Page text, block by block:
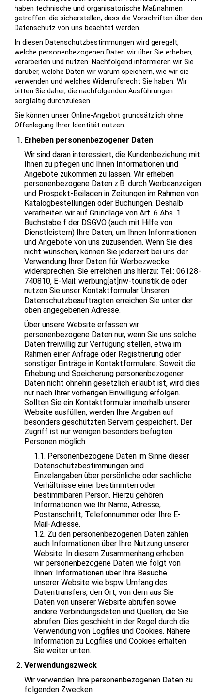
haben technische und organisatorische Maßnahmen
getroffen, die sicherstellen, dass die Vorschriften über den
Datenschutz von uns beachtet werden.
In diesen Datenschutzbestimmungen wird geregelt,
welche personenbezogenen Daten wir über Sie erheben,
verarbeiten und nutzen. Nachfolgend informieren wir Sie
darüber, welche Daten wir warum speichern, wie wir sie
verwenden und welches Widerrufsrecht Sie haben. Wir
bitten Sie daher, die nachfolgenden Ausführungen
sorgfältig durchzulesen.
Sie können unser Online-Angebot grundsätzlich ohne
Offenlegung Ihrer Identität nutzen.
Erheben personenbezogener Daten
Wir sind daran interessiert, die Kundenbeziehung mit
Ihnen zu pflegen und Ihnen Informationen und
Angebote zukommen zu lassen. Wir erheben
personenbezogene Daten z.B. durch Werbeanzeigen
und Prospekt-Beilagen in Zeitungen im Rahmen von
Katalogbestellungen oder Buchungen. Deshalb
verarbeiten wir auf Grundlage von Art. 6 Abs. 1
Buchstabe f der DSGVO (auch mit Hilfe von
Dienstleistern) Ihre Daten, um Ihnen Informationen
und Angebote von uns zuzusenden. Wenn Sie dies
nicht wünschen, können Sie jederzeit bei uns der
Verwendung Ihrer Daten für Werbezwecke
widersprechen. Sie erreichen uns hierzu: Tel.: 06128-
740810, E-Mail: werbung[at]riw-touristik.de oder
nutzen Sie unser Kontaktformular. Unseren
Datenschutzbeauftragten erreichen Sie unter der
oben angegebenen Adresse.
Über unsere Website erfassen wir
personenbezogene Daten nur, wenn Sie uns solche
Daten freiwillig zur Verfügung stellen, etwa im
Rahmen einer Anfrage oder Registrierung oder
sonstiger Einträge in Kontaktformulare. Soweit die
Erhebung und Speicherung personenbezogener
Daten nicht ohnehin gesetzlich erlaubt ist, wird dies
nur nach Ihrer vorherigen Einwilligung erfolgen.
Sollten Sie ein Kontaktformular innerhalb unserer
Website ausfüllen, werden Ihre Angaben auf
besonders geschützten Servern gespeichert. Der
Zugriff ist nur wenigen besonders befugten
Personen möglich.
1.1. Personenbezogene Daten im Sinne dieser
Datenschutzbestimmungen sind
Einzelangaben über persönliche oder sachliche
Verhältnisse einer bestimmten oder
bestimmbaren Person. Hierzu gehören
Informationen wie Ihr Name, Adresse,
Postanschrift, Telefonnummer oder Ihre E-
Mail-Adresse.
1.2. Zu den personenbezogenen Daten zählen
auch Informationen über Ihre Nutzung unserer
Website. In diesem Zusammenhang erheben
wir personenbezogene Daten wie folgt von
Ihnen: Informationen über Ihre Besuche
unserer Website wie bspw. Umfang des
Datentransfers, den Ort, von dem aus Sie
Daten von unserer Website abrufen sowie
andere Verbindungsdaten und Quellen, die Sie
abrufen. Dies geschieht in der Regel durch die
Verwendung von Logfiles und Cookies. Nähere
Information zu Logfiles und Cookies erhalten
Sie weiter unten.
Verwendungszweck
Wir verwenden Ihre personenbezogenen Daten zu
folgenden Zwecken: